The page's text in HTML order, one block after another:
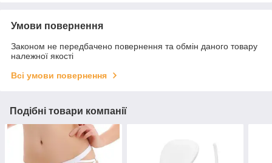
Умови повернення
Законом не передбачено повернення та обмін даного товару
належної якості
Всі умови повернення
Подібні товари компанії